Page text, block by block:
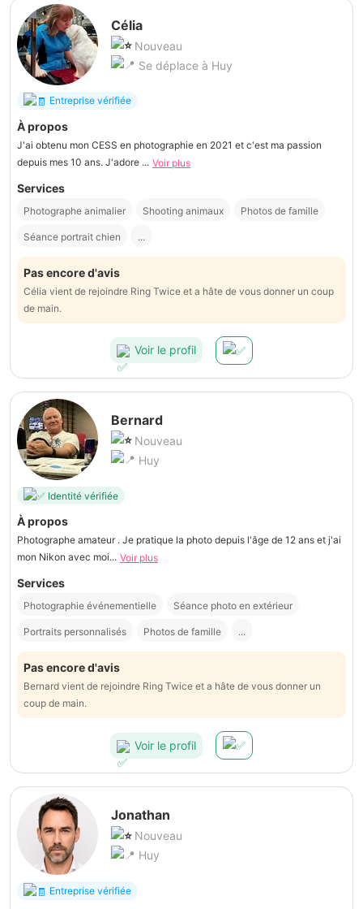
Célia
Nouveau
Se déplace à Huy
Entreprise vérifiée
À propos
J'ai obtenu mon CESS en photographie en 2021 et c'est ma passion
depuis mes 10 ans. J'adore ... Voir plus
Services
Photographe animalier Shooting animaux Photos de famille
Séance portrait chien ...
Pas encore d'avis
Célia vient de rejoindre Ring Twice et a hâte de vous donner un coup
de main.
Voir le profil
Bernard
Nouveau
Huy
Identité vérifiée
À propos
Photographe amateur . Je pratique la photo depuis l'âge de 12 ans et j'ai
mon Nikon avec moi... Voir plus
Services
Photographie événementielle Séance photo en extérieur
Portraits personnalisés Photos de famille ...
Pas encore d'avis
Bernard vient de rejoindre Ring Twice et a hâte de vous donner un
coup de main.
Voir le profil
Jonathan
Nouveau
Huy
Entreprise vérifiée